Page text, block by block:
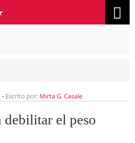
- Escrito por: Mirta G. Casale
debilitar el peso